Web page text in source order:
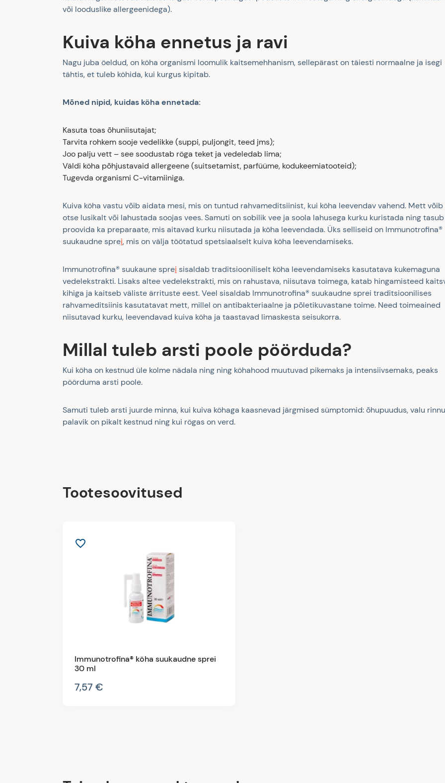
või looduslike allergeenidega).
Kuiva köha ennetus ja ravi
Nagu juba öeldud, on köha organismi loomulik kaitsemehhanism, sellepärast on täiesti normaalne ja isegi
tähtis, et tuleb köhida, kui kurgus kipitab.
Mõned nipid, kuidas köha ennetada:
Kasuta toas õhuniisutajat;
Tarvita rohkem sooje vedelikke (suppi, puljongit, teed jms);
Joo palju vett – see soodustab röga teket ja vedeledab lima;
Väldi köha põhjustavaid allergeene (suitsetamist, parfüüme, kodukeemiatooteid);
Tugevda organismi C-vitamiiniga.
Kuiva köha vastu võib aidata mesi, mis on tuntud rahvameditsiinist, kui köha leevendav vahend. Mett võib
otse lusikalt või lahustada soojas vees. Samuti on sobilik vee ja soola lahusega kurku kuristada ning tasub
proovida ka preparaate, mis aitavad kurku niisutada ja köha leevendada. Üks selliseid on Immunotrofina®
suukaudne sprei, mis on välja töötatud spetsiaalselt kuiva köha leevendamiseks.
Immunotrofina® suukaune sprei sisaldab traditsiooniliselt köha leevendamiseks kasutatava kukemaguna
vedelekstrakti. Lisaks altee vedelekstrakti, mis on rahustava, niisutava toimega, katab hingamisteed
kihiga ja kaitseb väliste ärrituste eest. Veel sisaldab Immunotrofina® suukaudne sprei traditsioonilises
rahvameditsiinis kasutatavat mett, millel on antibakteriaalne ja põletikuvastane toime. Need toimeained
niisutavad kurku, leevendavad kuiva köha ja taastavad limaskesta seisukorra.
Millal tuleb arsti poole pöörduda?
Kui köha on kestnud üle kolme nädala ning ning köhahood muutuvad pikemaks ja intensiivsemaks, peaks
pöörduma arsti poole.
Samuti tuleb arsti juurde minna, kui kuiva köhaga kaasnevad järgmised sümptomid: õhupuudus, valu
palavik on pikalt kestnud ning kui rögas on verd.
Tootesoovitused
Immunotrofina® köha suukaudne sprei
30 ml
7,57 €
favorite_border